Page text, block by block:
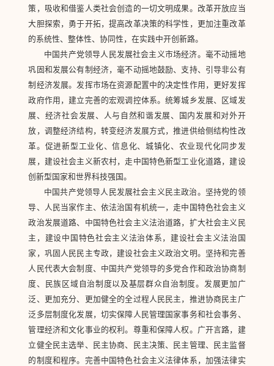
策，吸收和借鉴人类社会创造的一切文明成果。改革开放应当
大胆探索，勇于开拓，提高改革决策的科学性，更加注重改革
的系统性、整体性、协同性，在实践中开创新路。
中国共产党领导人民发展社会主义市场经济。毫不动摇地
巩固和发展公有制经济，毫不动摇地鼓励、支持、引导非公有
制经济发展。发挥市场在资源配置中的决定性作用，更好发挥
政府作用，建立完善的宏观调控体系。统筹城乡发展、区域发
展、经济社会发展、人与自然和谐发展、国内发展和对外开
放，调整经济结构，转变经济发展方式，推进供给侧结构性改
革。促进新型工业化、信息化、城镇化、农业现代化同步发
展，建设社会主义新农村，走中国特色新型工业化道路，建设
创新型国家和世界科技强国。
中国共产党领导人民发展社会主义民主政治。坚持党的领
导、人民当家作主、依法治国有机统一，走中国特色社会主义
政治发展道路、中国特色社会主义法治道路，扩大社会主义民
主，建设中国特色社会主义法治体系，建设社会主义法治国
家，巩固人民民主专政，建设社会主义政治文明。坚持和完善
人民代表大会制度、中国共产党领导的多党合作和政治协商制
度、民族区域自治制度以及基层群众自治制度。发展更加广
泛、更加充分、更加健全的全过程人民民主，推进协商民主广
泛多层制度化发展，切实保障人民管理国家事务和社会事务、
管理经济和文化事业的权利。尊重和保障人权。广开言路，建
立健全民主选举、民主协商、民主决策、民主管理、民主监督
的制度和程序。完善中国特色社会主义法律体系，加强法律实